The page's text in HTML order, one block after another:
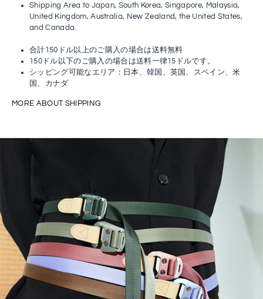
Shipping Area to Japan, South Korea, Singapore, Malaysia,
United Kingdom, Australia, New Zealand, the United States,
and Canada.
合計150ドル以上のご購入の場合は送料無料
150ドル以下のご購入の場合は送料一律15ドルです。
シッピング可能なエリア：日本、韓国、英国、スペイン、米
国、カナダ
MORE ABOUT SHIPPING